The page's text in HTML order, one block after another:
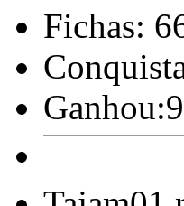
Fichas:
Ganhou: